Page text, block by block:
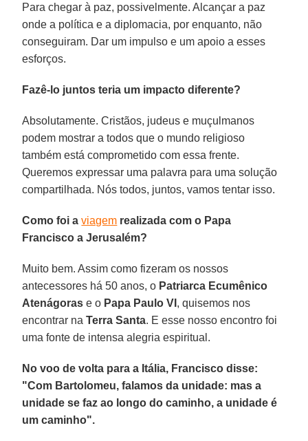
Para chegar à paz, possivelmente. Alcançar a paz
onde a política e a diplomacia, por enquanto, não
conseguiram. Dar um impulso e um apoio a esses
esforços.
Fazê-lo juntos teria um impacto diferente?
Absolutamente. Cristãos, judeus e muçulmanos
podem mostrar a todos que o mundo religioso
também está comprometido com essa frente.
Queremos expressar uma palavra para uma solução
compartilhada. Nós todos, juntos, vamos tentar isso.
Como foi aviagem realizada com o Papa
Francisco a Jerusalém?
Muito bem. Assim como fizeram os nossos
antecessores há 50 anos, o Patriarca Ecumênico
Atenágoras e o Papa Paulo VI , quisemos nos
encontrar naTerra Santa. E esse nosso encontro foi
uma fonte de intensa alegria espiritual.
No voo de volta para a Itália, Francisco disse:
"Com Bartolomeu, falamos da unidade: mas a
unidade se faz ao longo do caminho, a unidade é
um caminho".